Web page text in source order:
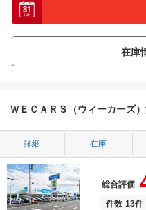
ＷＥＣＡＲＳ（ウィーカーズ
詳細 在庫
総合評価
件数 13件